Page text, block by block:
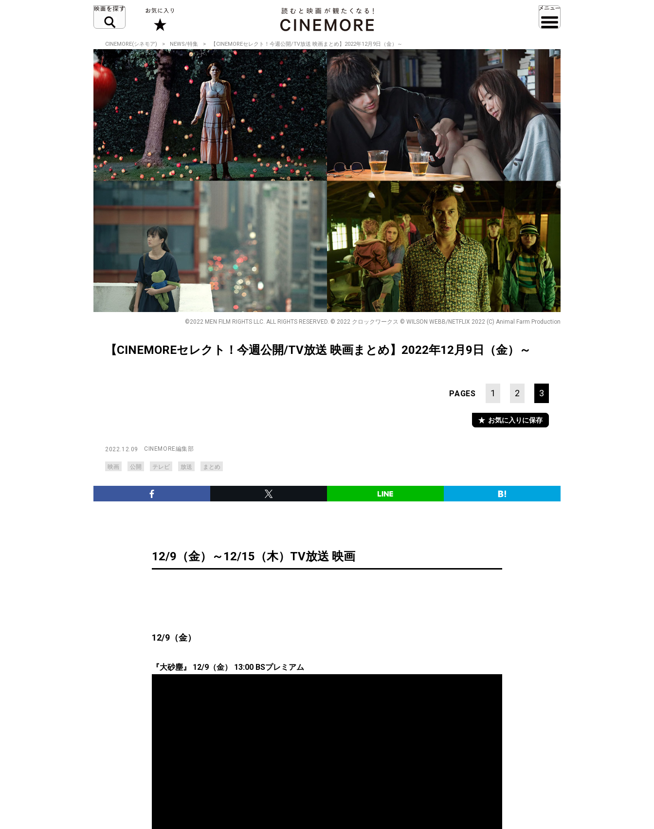
CINEMORE(シネモア) NEWS/特集 【CINEMOREセレクト！今週公開/TV放送 映画まとめ】2022年12月9日（金）～
©️2022 MEN FILM RIGHTS LLC. ALL RIGHTS RESERVED. © 2022 クロックワークス © WILSON WEBB/NETFLIX 2022 (C) Animal Farm Production
【CINEMOREセレクト！今週公開/TV放送 映画まとめ】2022年12月9日（金）～
PAGES 1 2 3
お気に入りに保存
2022.12.09 CINEMORE編集部
映画 公開 テレビ 放送 まとめ
12/9（金）～12/15（木）TV放送 映画
12/9（金）
『大砂塵』 12/9（金） 13:00 BSプレミアム